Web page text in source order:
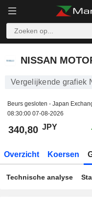
NISSAN MOTOR CO.,
NISSAN
Vergelijkende grafiek
Beurs gesloten - Japan
08:30:00 07-08-2026
340,80 JPY
Overzicht Koersen
Technische analyse